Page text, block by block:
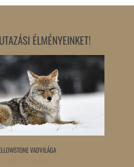
ÉLMÉNYEINKET!
VADVILÁGA